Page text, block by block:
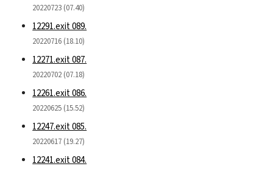
20220723 (07.40)
12291.exit 089.
20220716 (18.10)
12271.exit 087.
20220702 (07.18)
12261.exit 086.
20220625 (15.52)
12247.exit 085.
20220617 (19.27)
12241.exit 084.